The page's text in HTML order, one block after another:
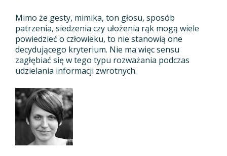
Mimo że gesty, mimika, ton głosu, sposób
patrzenia, siedzenia czy ułożenia rąk mogą wiele
powiedzieć o człowieku, to nie stanowią one
decydującego kryterium. Nie ma więc sensu
zagłębiać się w tego typu rozważania podczas
udzielania informacji zwrotnych.